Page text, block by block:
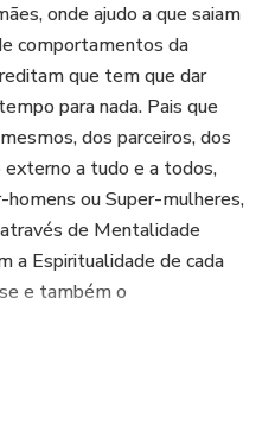
onde ajudo a que saiam
comportamentos da
que tem que dar
para nada. Pais que
dos parceiros, dos
externo a tudo e a todos,
ou Super-mulheres,
de Mentalidade
a Espiritualidade de cada
e também o